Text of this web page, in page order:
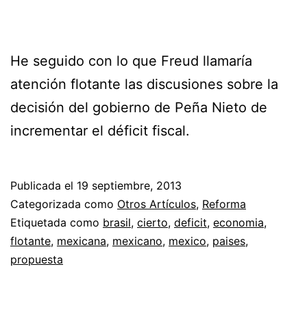
He seguido con lo que Freud llamaría
atención flotante las discusiones sobre la
decisión del gobierno de Peña Nieto de
incrementar el déficit fiscal.
Publicada el 19 septiembre, 2013
Categorizada como Otros Artículos, Reforma
Etiquetada como brasil, cierto, deficit, economia,
flotante, mexicana, mexicano, mexico, paises,
propuesta